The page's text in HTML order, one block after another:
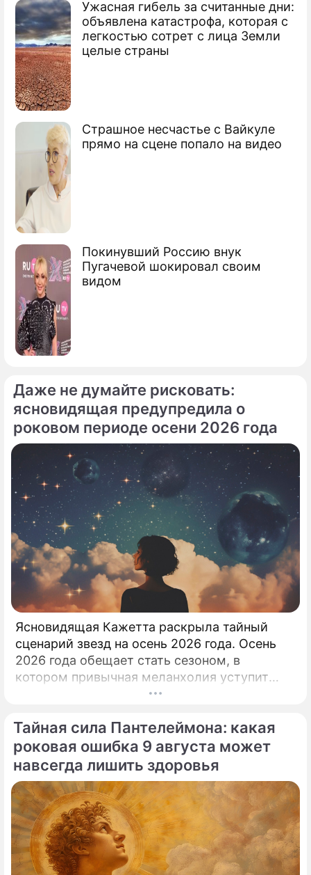
Ужасная гибель за считанные дни:
объявлена катастрофа, которая с
легкостью сотрет с лица Земли
целые страны
Страшное несчастье с Вайкуле
прямо на сцене попало на видео
Покинувший Россию внук
Пугачевой шокировал своим
видом
Даже не думайте рисковать:
ясновидящая предупредила о
роковом периоде осени 2026 года
Ясновидящая Кажетта раскрыла тайный
сценарий звезд на осень 2026 года. Осень
2026 года обещает стать сезоном, в
котором привычная меланхолия уступит
место активному движению, полезным
Тайная сила Пантелеймона: какая
роковая ошибка 9 августа может
навсегда лишить здоровья